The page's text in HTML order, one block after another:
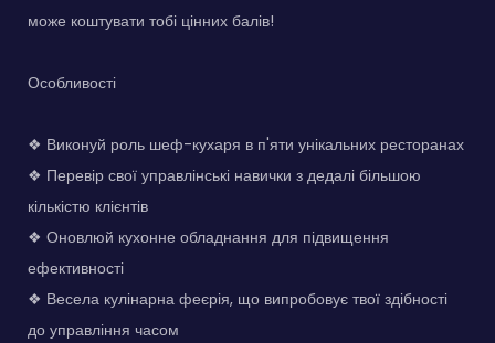
може коштувати тобі цінних балів!
Особливості
❖ Виконуй роль шеф-кухаря в п'яти унікальних ресторанах
❖ Перевір свої управлінські навички з дедалі більшою
кількістю клієнтів
❖ Оновлюй кухонне обладнання для підвищення
ефективності
❖ Весела кулінарна феєрія, що випробовує твої здібності
до управління часом